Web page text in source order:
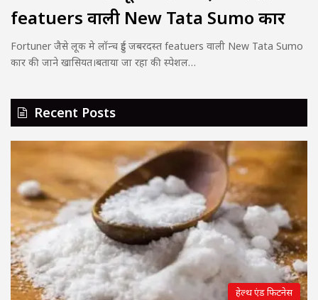
featuers वाली New Tata Sumo कार
Fortuner जैसे लूक मे लॉन्च हुई जबरदस्त featuers वाली New Tata Sumo
कार की जाने खासियत।बताया जा रहा की स्पेशल…
Recent Posts
हेल्थ एंड फिटनेस